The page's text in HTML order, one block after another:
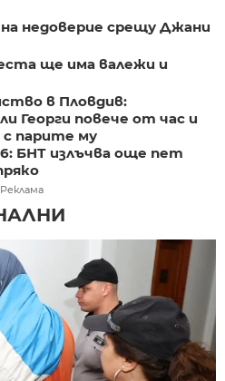
недоверие срещу Джани
ще има валежи и
в Пловдив:
Георги повече от час и
с парите му
БНТ излъчва още пет
Реклама